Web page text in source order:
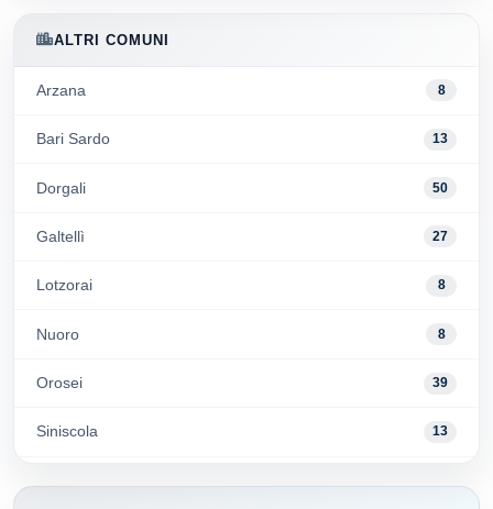
ALTRI COMUNI
Arzana 8
Bari Sardo 13
Dorgali 50
Galtellì 27
Lotzorai 8
Nuoro 8
Orosei 39
Siniscola 13